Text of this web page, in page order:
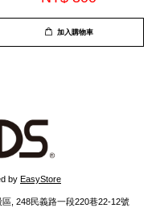
加入購物車
by EasyStore
, 248民義路一段220巷22-12號